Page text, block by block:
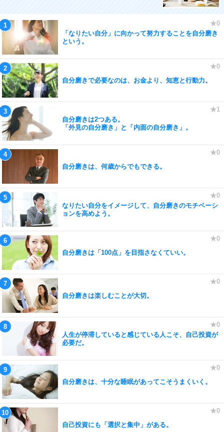
「なりたい自分」に向かって努力することを自分磨き
という。
自分磨きで必要なのは、お金より、知恵と行動力。
自分磨きは2つある。
「外見の自分磨き」と「内面の自分磨き」。
自分磨きは、何歳からでもできる。
なりたい自分をイメージして、自分磨きのモチベーシ
ョンを高めよう。
自分磨きは「100点」を目指さなくていい。
自分磨きは楽しむことが大切。
人生が停滞していると感じている人こそ、自己投資が
必要だ。
自分磨きは、十分な睡眠があってこそうまくいく。
自己投資にも「選択と集中」がある。